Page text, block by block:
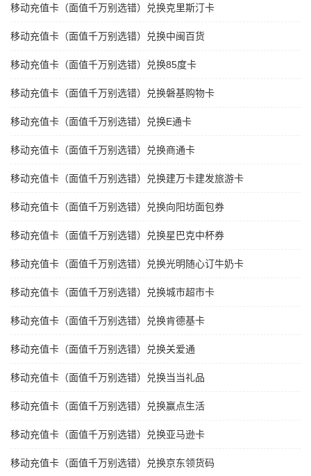
移动充值卡（面值千万别选错）兑换克里斯汀卡
移动充值卡（面值千万别选错）兑换中闽百货
移动充值卡（面值千万别选错）兑换85度卡
移动充值卡（面值千万别选错）兑换磐基购物卡
移动充值卡（面值千万别选错）兑换E通卡
移动充值卡（面值千万别选错）兑换商通卡
移动充值卡（面值千万别选错）兑换建万卡建发旅游卡
移动充值卡（面值千万别选错）兑换向阳坊面包券
移动充值卡（面值千万别选错）兑换星巴克中杯券
移动充值卡（面值千万别选错）兑换光明随心订牛奶卡
移动充值卡（面值千万别选错）兑换城市超市卡
移动充值卡（面值千万别选错）兑换肯德基卡
移动充值卡（面值千万别选错）兑换关爱通
移动充值卡（面值千万别选错）兑换当当礼品
移动充值卡（面值千万别选错）兑换赢点生活
移动充值卡（面值千万别选错）兑换亚马逊卡
移动充值卡（面值千万别选错）兑换京东领货码